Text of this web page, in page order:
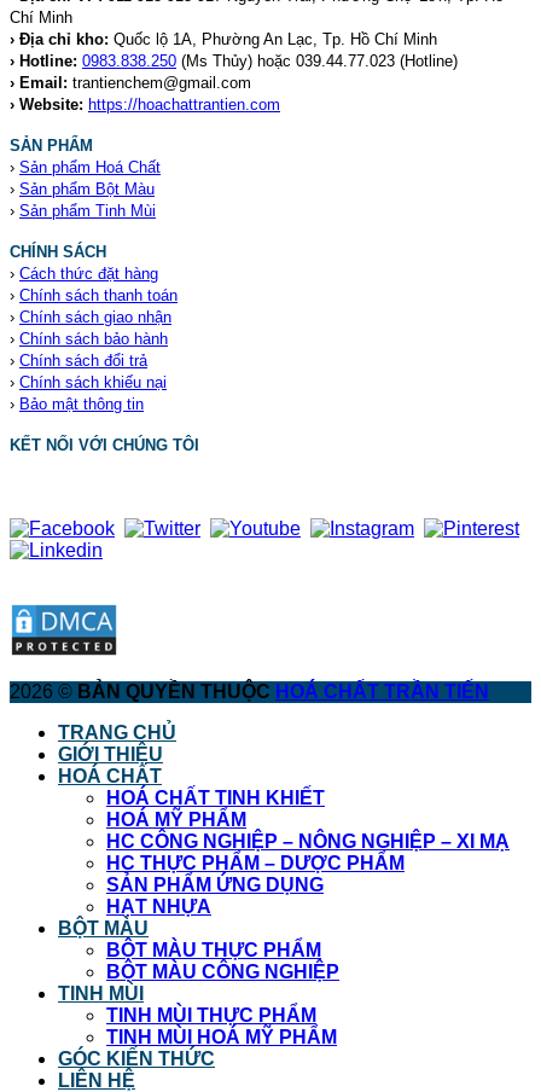
Chí Minh
› Địa chỉ kho: Quốc lộ 1A, Phường An Lạc, Tp. Hồ Chí Minh
› Hotline: 0983.838.250 (Ms Thủy) hoặc 039.44.77.023 (Hotline)
› Email: trantienchem@gmail.com
› Website: https://hoachattrantien.com
SẢN PHẨM
› Sản phẩm Hoá Chất
› Sản phẩm Bột Màu
› Sản phẩm Tinh Mùi
CHÍNH SÁCH
› Cách thức đặt hàng
› Chính sách thanh toán
› Chính sách giao nhận
› Chính sách bảo hành
› Chính sách đổi trả
› Chính sách khiếu nại
› Bảo mật thông tin
KẾT NỐI VỚI CHÚNG TÔI
2026 © BẢN QUYỀN THUỘC HOÁ CHẤT TRẦN TIẾN
TRANG CHỦ
GIỚI THIỆU
HOÁ CHẤT
HOÁ CHẤT TINH KHIẾT
HOÁ MỸ PHẨM
HC CÔNG NGHIỆP – NÔNG NGHIỆP – XI MẠ
HC THỰC PHẨM – DƯỢC PHẨM
SẢN PHẨM ỨNG DỤNG
HẠT NHỰA
BỘT MÀU
BỘT MÀU THỰC PHẨM
BỘT MÀU CÔNG NGHIỆP
TINH MÙI
TINH MÙI THỰC PHẨM
TINH MÙI HOÁ MỸ PHẨM
GÓC KIẾN THỨC
LIÊN HỆ